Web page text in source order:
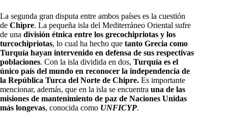
La segunda gran disputa entre ambos países es la cuestión
de Chipre. La pequeña isla del Mediterráneo Oriental sufre
de una división étnica entre los grecochipriotas y los
turcochipriotas, lo cual ha hecho que tanto Grecia como
Turquía hayan intervenido en defensa de sus respectivas
poblaciones. Con la isla dividida en dos, Turquía es el
único país del mundo en reconocer la independencia de
la República Turca del Norte de Chipre. Es importante
mencionar, además, que en la isla se encuentra una de las
misiones de mantenimiento de paz de Naciones Unidas
más longevas, conocida como UNFICYP.